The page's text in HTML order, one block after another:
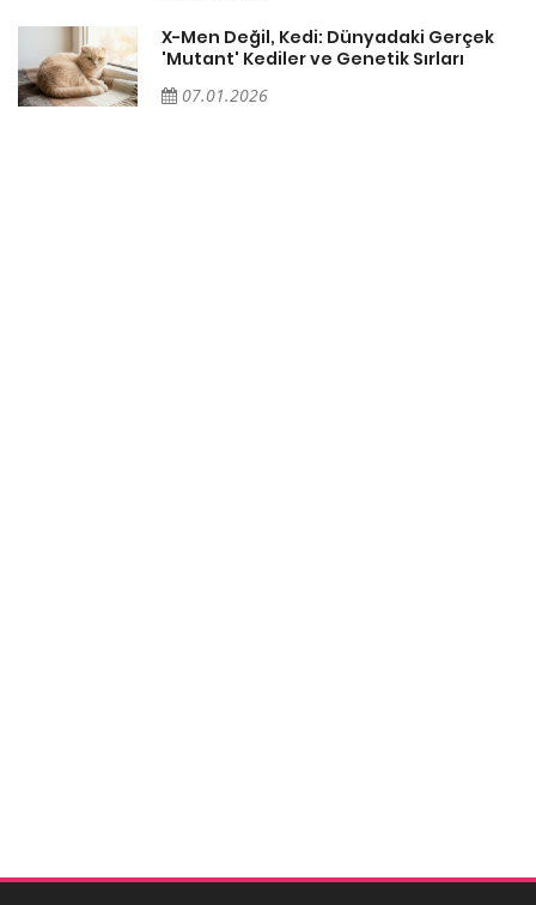
X-Men Değil, Kedi: Dünyadaki Gerçek
'Mutant' Kediler ve Genetik Sırları
07.01.2026